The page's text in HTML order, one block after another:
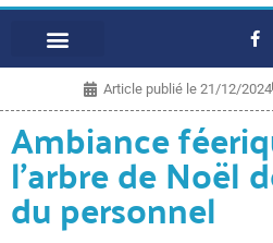
Article publié le 21/12/2024
Ambiance
l’arbre de Noël
du personnel